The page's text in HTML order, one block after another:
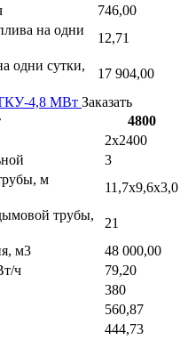
746,00
на одни
12,71
одни сутки,
17 904,00
ТКУ-4,8 МВт Заказать
4800
2х2400
3
м
11,7х9,6х3,0
трубы,
21
м3
48 000,00
ч
79,20
380
560,87
444,73